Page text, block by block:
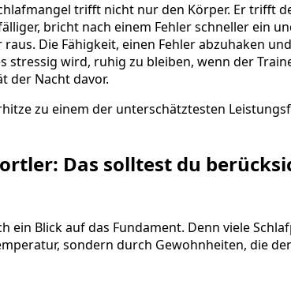
trifft nicht nur den Körper. Er trifft
bricht nach einem Fehler schneller ein
Die Fähigkeit, einen Fehler abzuhaken
stressig wird, ruhig zu bleiben, wenn der
der Nacht davor.
zu einem der unterschätztesten
Das solltest du
ein Blick auf das Fundament. Denn viele
sondern durch Gewohnheiten, die